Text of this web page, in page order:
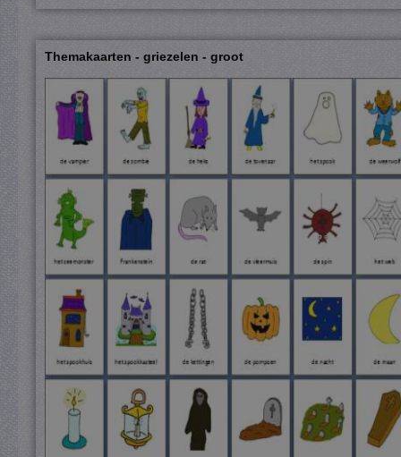
Themakaarten - griezelen - groot